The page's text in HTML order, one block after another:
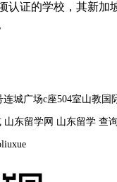
认证的学校，其新加
城广场c座504室山教国
山东留学网 山东留学 查询